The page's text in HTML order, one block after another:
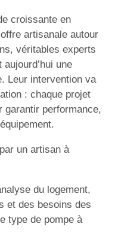
croissante en
artisanale autour
véritables experts
une
Leur intervention va
: chaque projet
garantir performance,
un artisan à
du logement,
et des besoins des
type de pompe à